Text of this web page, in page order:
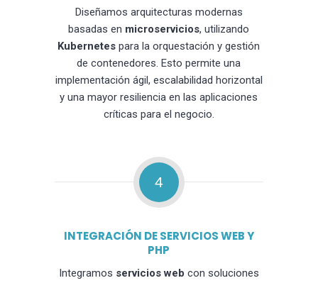
Diseñamos arquitecturas modernas
basadas en microservicios, utilizando
Kubernetes para la orquestación y gestión
de contenedores. Esto permite una
implementación ágil, escalabilidad horizontal
y una mayor resiliencia en las aplicaciones
críticas para el negocio.
4
INTEGRACIÓN DE SERVICIOS WEB Y
PHP
Integramos servicios web con soluciones